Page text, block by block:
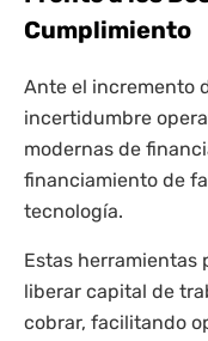
Cumplimiento
Ante el incremento
incertidumbre
modernas de
financiamiento de
tecnología.
Estas herramientas
liberar capital de
cobrar, facilitando